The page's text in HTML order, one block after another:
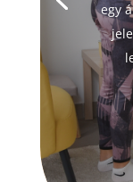
egy